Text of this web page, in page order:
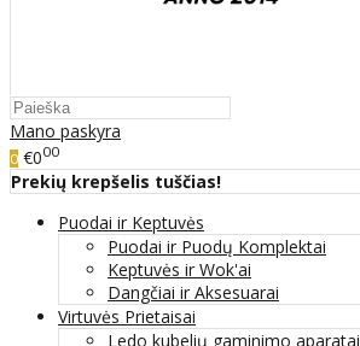
Mano paskyra
0 €000
Prekių krepšelis tuščias!
Puodai ir Keptuvės
Puodai ir Puodų Komplektai
Keptuvės ir Wok'ai
Dangčiai ir Aksesuarai
Virtuvės Prietaisai
Ledo kubelių gaminimo aparatai